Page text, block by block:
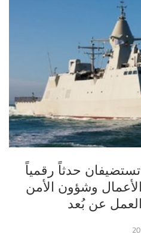
مايكروسوفت وIDC تستضيفان حدثاً رقمياً
وشؤون الأمن
عن بُعد